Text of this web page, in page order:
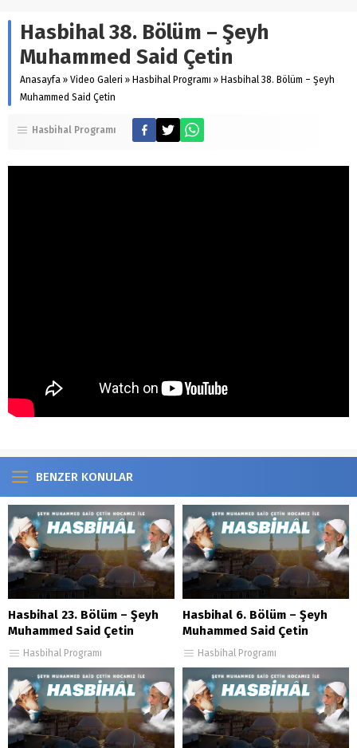
Hasbihal 38. Bölüm – Şeyh
Muhammed Said Çetin
Anasayfa » Video Galeri » Hasbihal Programı » Hasbihal 38. Bölüm – Şeyh
Muhammed Said Çetin
Hasbihal Programı
BENZER KONULAR
Hasbihal 23. Bölüm – Şeyh
Muhammed Said Çetin
Hasbihal Programı
Hasbihal 6. Bölüm – Şeyh
Muhammed Said Çetin
Hasbihal Programı